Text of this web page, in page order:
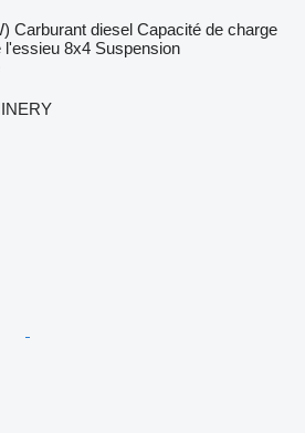
Carburant diesel Capacité de charge
l'essieu 8x4 Suspension